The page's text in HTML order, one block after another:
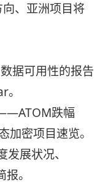
、亚洲项目将
据可用性的报告
跌幅
加密项目速览。
展状况、
。